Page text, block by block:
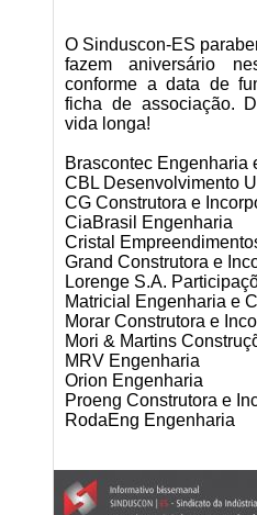
O Sinduscon-ES
fazem aniversário
conforme a data de
ficha de associação.
vida longa!
Brascontec Engenharia
CBL Desenvolvimento
CG Construtora e
CiaBrasil Engenharia
Cristal
Grand Construtora e
Lorenge S.A.
Matricial Engenharia e
Morar Construtora e
Mori & Martins
MRV Engenharia
Orion Engenharia
Proeng Construtora e
RodaEng Engenharia